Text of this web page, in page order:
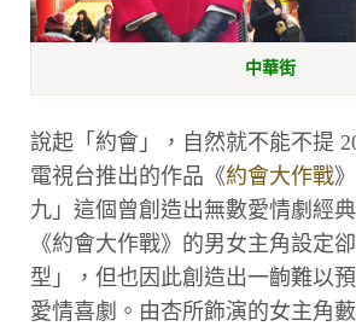
中華街
說起「約會」，自然就不能不提
電視台推出的作品《約會大作戰
九」這個曾創造出無數愛情劇經
《約會大作戰》的男女主角設定
型」，但也因此創造出一齣難以
愛情喜劇。由杏所飾演的女主角